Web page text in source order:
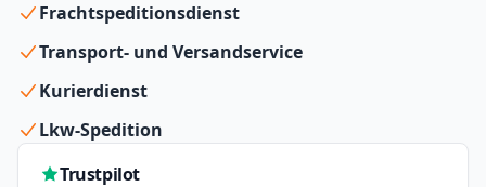
Frachtspeditionsdienst
Transport- und Versandservice
Kurierdienst
Lkw-Spedition
Trustpilot